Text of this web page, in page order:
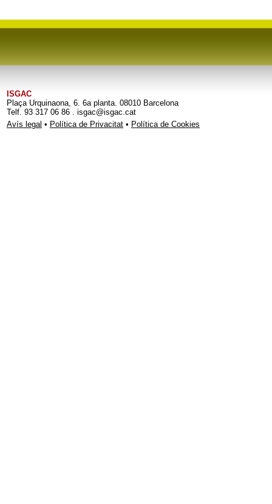
ISGAC
Plaça Urquinaona, 6. 6a planta. 08010 Barcelona
Telf. 93 317 06 86 . isgac@isgac.cat
Avís legal • Política de Privacitat • Política de Cookies